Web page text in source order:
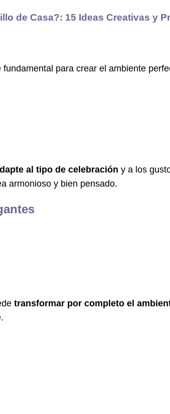
de Casa?: 15 Ideas Creativas y
fundamental para crear el ambiente
al tipo de celebración y a los
armonioso y bien pensado.
transformar por completo el